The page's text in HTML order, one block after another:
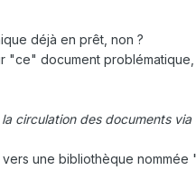
déjà en prêt, non ?
"ce" document
la circulation des documents
une bibliothèque nommée